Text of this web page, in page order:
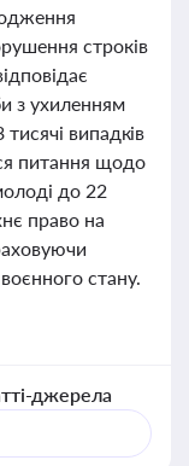
строків
з ухиленням
випадків
питання щодо
до 22
право на
стану.
джерела